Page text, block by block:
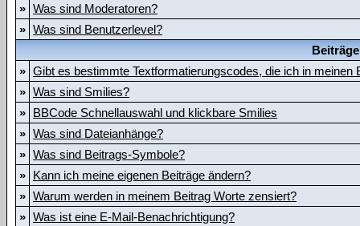
» Was sind Moderatoren?
» Was sind Benutzerlevel?
» Gibt es bestimmte Textformatierungscodes, die ich in meinen
» Was sind Smilies?
» BBCode Schnellauswahl und klickbare Smilies
» Was sind Dateianhänge?
» Was sind Beitrags-Symbole?
» Kann ich meine eigenen Beiträge ändern?
» Warum werden in meinem Beitrag Worte zensiert?
» Was ist eine E-Mail-Benachrichtigung?